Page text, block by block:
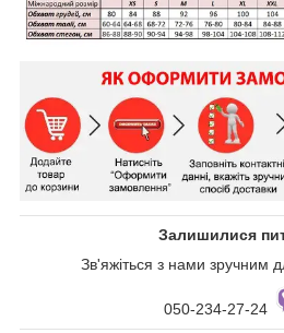
Залишилися
Зв'яжіться з нами зручним
050-234-27-24